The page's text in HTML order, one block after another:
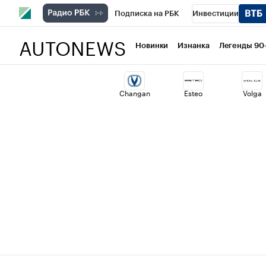
Подписка на РБК Инвестиции
Национальные проекты Город
Кредитные рейтинги Франшизы
AUTONEWS Новинки Изнанка Легенды
Changan Esteo Volga